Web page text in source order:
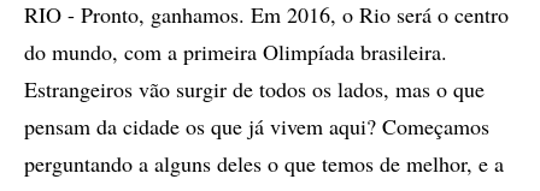
RIO - Pronto, ganhamos. Em 2016, o Rio será o centro
do mundo, com a primeira Olimpíada brasileira.
Estrangeiros vão surgir de todos os lados, mas o que
pensam da cidade os que já vivem aqui? Começamos
perguntando a alguns deles o que temos de melhor, e a